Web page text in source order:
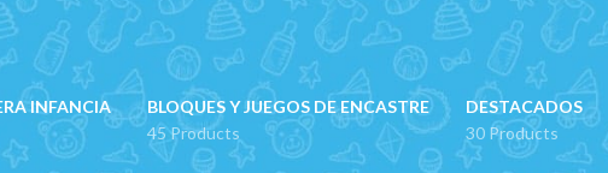
INFANCIA
BLOQUES Y JUEGOS DE ENCASTRE
45 Products
DESTACADOS
30 Products